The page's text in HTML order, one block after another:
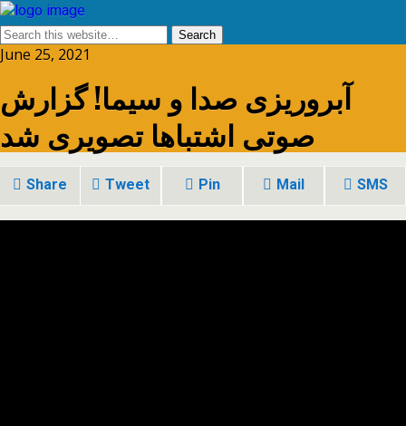
June 25, 2021
آبروریزی صدا و سیما! گزارش
صوتی اشتباها تصویری شد
Share Tweet Pin Mail SMS